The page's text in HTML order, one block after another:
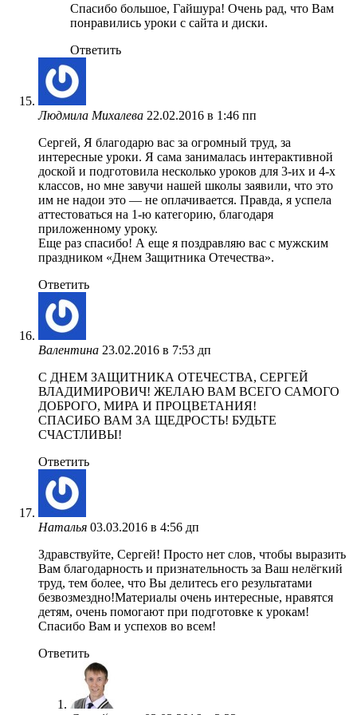
Спасибо большое, Гайшура! Очень рад, что Вам
понравились уроки с сайта и диски.
Ответить
Людмила Михалева 22.02.2016 в 1:46 пп
Сергей, Я благодарю вас за огромный труд, за
интересные уроки. Я сама занималась интерактивной
доской и подготовила несколько уроков для 3-их и 4-х
классов, но мне завучи нашей школы заявили, что это
им не надои это — не оплачивается. Правда, я успела
аттестоваться на 1-ю категорию, благодаря
приложенному уроку.
Еще раз спасибо! А еще я поздравляю вас с мужским
праздником «Днем Защитника Отечества».
Ответить
Валентина 23.02.2016 в 7:53 дп
C ДНЕМ ЗАЩИТНИКА ОТЕЧЕСТВА, СЕРГЕЙ
ВЛАДИМИРОВИЧ! ЖЕЛАЮ ВАМ ВСЕГО САМОГО
ДОБРОГО, МИРА И ПРОЦВЕТАНИЯ!
СПАСИБО ВАМ ЗА ЩЕДРОСТЬ! БУДЬТЕ
СЧАСТЛИВЫ!
Ответить
Наталья 03.03.2016 в 4:56 дп
Здравствуйте, Сергей! Просто нет слов, чтобы выразить
Вам благодарность и признательность за Ваш нелёгкий
труд, тем более, что Вы делитесь его результатами
безвозмездно!Материалы очень интересные, нравятся
детям, очень помогают при подготовке к урокам!
Спасибо Вам и успехов во всем!
Ответить